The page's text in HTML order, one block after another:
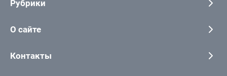
Рубрики
О сайте
Контакты